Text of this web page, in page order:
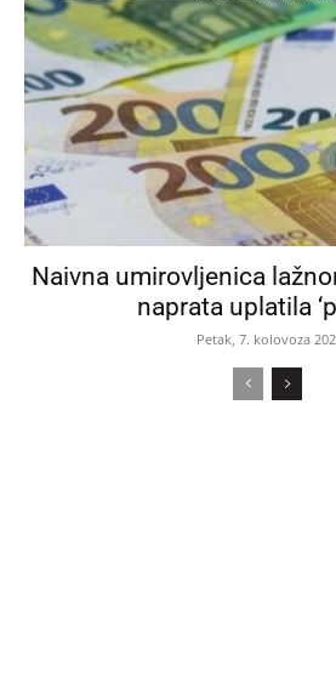
Naivna umirovljenica
naprata uplatila
Petak, 7. kolovoza